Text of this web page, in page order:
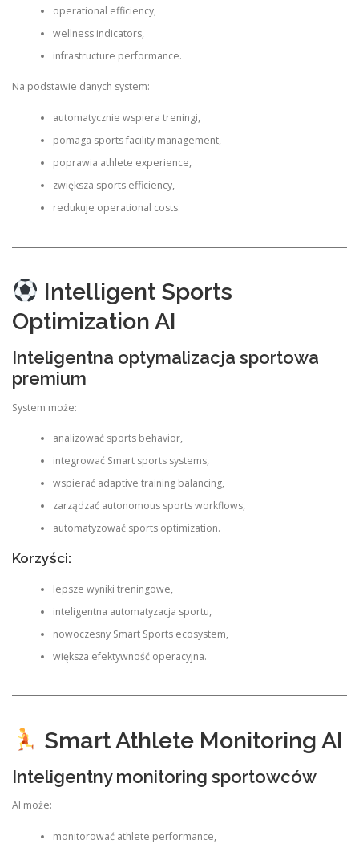
operational efficiency,
wellness indicators,
infrastructure performance.
Na podstawie danych system:
automatycznie wspiera treningi,
pomaga sports facility management,
poprawia athlete experience,
zwiększa sports efficiency,
redukuje operational costs.
Intelligent Sports
Optimization AI
Inteligentna optymalizacja sportowa
premium
System może:
analizować sports behavior,
integrować Smart sports systems,
wspierać adaptive training balancing,
zarządzać autonomous sports workflows,
automatyzować sports optimization.
Korzyści:
lepsze wyniki treningowe,
inteligentna automatyzacja sportu,
nowoczesny Smart Sports ecosystem,
większa efektywność operacyjna.
Smart Athlete Monitoring AI
Inteligentny monitoring sportowców
AI może:
monitorować athlete performance,